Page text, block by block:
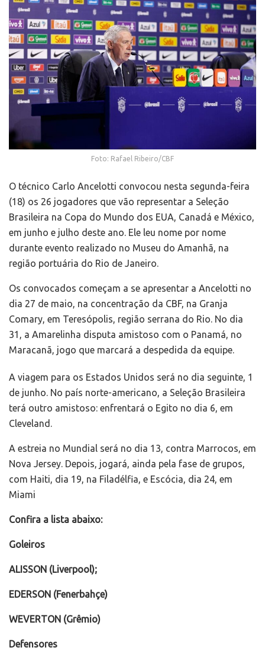
Foto: Rafael Ribeiro/CBF
O técnico Carlo Ancelotti convocou nesta segunda-feira
(18) os 26 jogadores que vão representar a Seleção
Brasileira na Copa do Mundo dos EUA, Canadá e México,
em junho e julho deste ano. Ele leu nome por nome
durante evento realizado no Museu do Amanhã, na
região portuária do Rio de Janeiro.
Os convocados começam a se apresentar a Ancelotti no
dia 27 de maio, na concentração da CBF, na Granja
Comary, em Teresópolis, região serrana do Rio. No dia
31, a Amarelinha disputa amistoso com o Panamá, no
Maracanã, jogo que marcará a despedida da equipe.
A viagem para os Estados Unidos será no dia seguinte, 1
de junho. No país norte-americano, a Seleção Brasileira
terá outro amistoso: enfrentará o Egito no dia 6, em
Cleveland.
A estreia no Mundial será no dia 13, contra Marrocos, em
Nova Jersey. Depois, jogará, ainda pela fase de grupos,
com Haiti, dia 19, na Filadélfia, e Escócia, dia 24, em
Miami
Confira a lista abaixo:
Goleiros
ALISSON (Liverpool);
EDERSON (Fenerbahçe)
WEVERTON (Grêmio)
Defensores